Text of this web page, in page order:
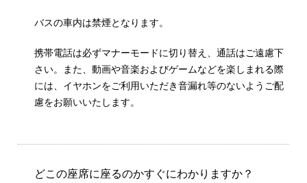
バスの車内は禁煙となります。
携帯電話は必ずマナーモードに切り替え、通話はご遠慮下
さい。また、動画や音楽およびゲームなどを楽しまれる際
には、イヤホンをご利用いただき音漏れ等のないようご配
慮をお願いいたします。
どこの座席に座るのかすぐにわかりますか？